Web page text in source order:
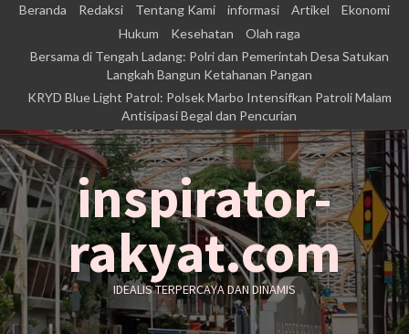
Skip
content
Beranda Redaksi Tentang Kami informasi Artikel
Ekonomi
Hukum
Kesehatan
Olah raga
Bersama di Tengah Ladang: Polri dan Pemerintah Desa Satukan
Langkah Bangun Ketahanan Pangan
KRYD Blue Light Patrol: Polsek Marbo Intensifkan Patroli Malam
Antisipasi Begal dan Pencurian
inspirator-
rakyat.com
IDEALIS TERPERCAYA DAN DINAMIS